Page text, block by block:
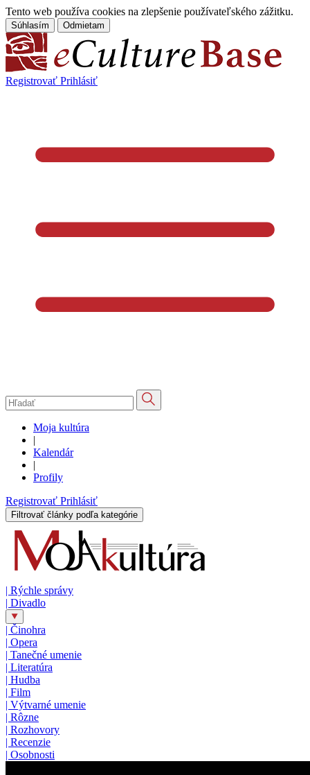
Tento web používa cookies na zlepšenie používateľského zážitku.
Súhlasím Odmietam
Registrovať Prihlásiť
Moja kultúra
|
Kalendár
|
Profily
Registrovať Prihlásiť
Filtrovať články podľa kategórie
| Rýchle správy
| Divadlo
| Činohra
| Opera
| Tanečné umenie
| Literatúra
| Hudba
| Film
| Výtvarné umenie
| Rôzne
| Rozhovory
| Recenzie
| Osobnosti